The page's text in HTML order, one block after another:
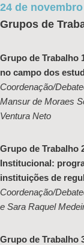
24 de
Grupos de
Grupo de Trabalho
no campo dos
Coordenação/
Mansur de Moraes
Ventura Neto
Grupo de Trabalho
Institucional:
instituições de
Coordenação/
e Sara Raquel
Grupo de Trabalho